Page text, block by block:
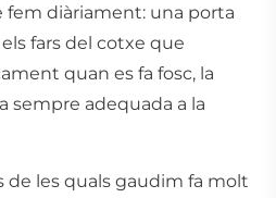
fem diàriament: una porta
fars del cotxe que
quan es fa fosc, la
sempre adequada a la
de les quals gaudim fa molt